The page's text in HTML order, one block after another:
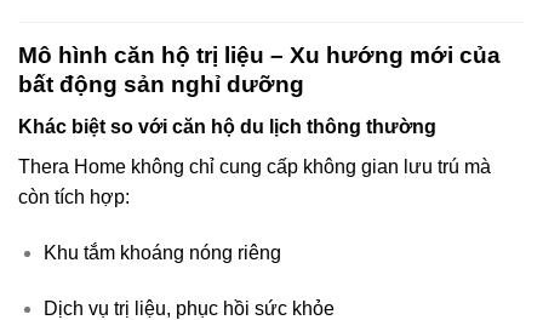
Mô hình căn hộ trị liệu – Xu hướng mới của
bất động sản nghỉ dưỡng
Khác biệt so với căn hộ du lịch thông thường
Thera Home không chỉ cung cấp không gian lưu trú mà
còn tích hợp:
Khu tắm khoáng nóng riêng
Dịch vụ trị liệu, phục hồi sức khỏe